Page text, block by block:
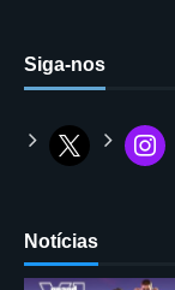
Siga-nos
Notícias